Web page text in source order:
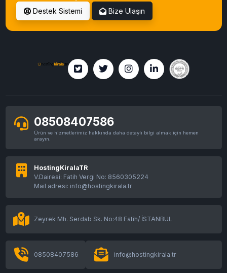
Destek Sistemi
Bize Ulaşın
08508407586
Ürün ve hizmetlerimiz hakkında daha detaylı bilgi almak için hemen
arayın.
HostingKiralaTR
V.Dairesi: Fatih Vergi No: 8560305224
Mail adresi: info@hostingkirala.tr
Zeyrek Mh. Serdab Sk. No:48 Fatih/ İSTANBUL
08508407586 info@hostingkirala.tr